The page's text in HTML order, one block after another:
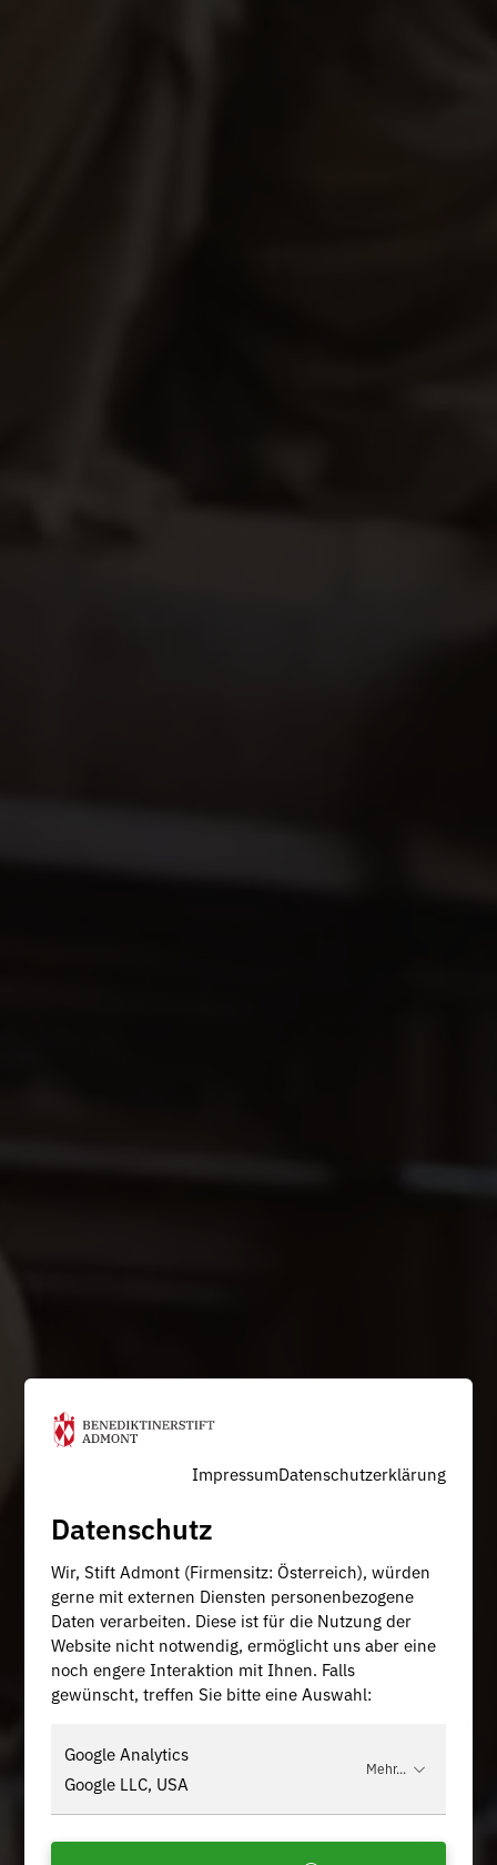
ImpressumDatenschutzerklärung
Datenschutz
Wir, Stift Admont (Firmensitz: Österreich), würden
gerne mit externen Diensten personenbezogene
Daten verarbeiten. Diese ist für die Nutzung der
Website nicht notwendig, ermöglicht uns aber eine
noch engere Interaktion mit Ihnen. Falls
gewünscht, treffen Sie bitte eine Auswahl:
Google Analytics
Google LLC, USA
Mehr...